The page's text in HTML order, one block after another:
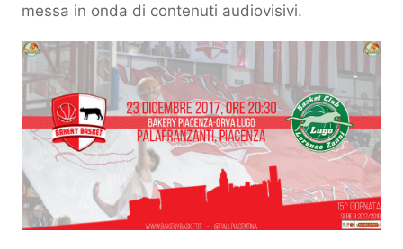
messa in onda di contenuti audiovisivi.